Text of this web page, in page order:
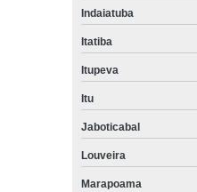
Indaiatuba
Itatiba
Itupeva
Itu
Jaboticabal
Louveira
Marapoama